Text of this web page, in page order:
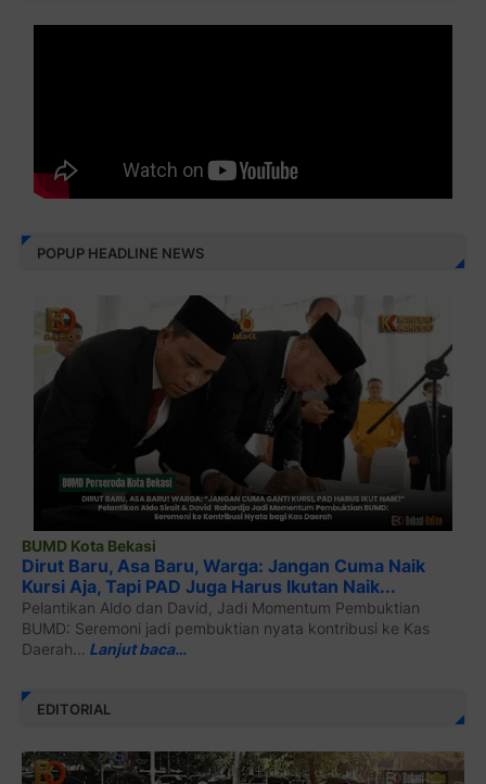
POPUP HEADLINE NEWS
BUMD Kota Bekasi
Dirut Baru, Asa Baru, Warga: Jangan Cuma Naik
Kursi Aja, Tapi PAD Juga Harus Ikutan Naik...
Pelantikan Aldo dan David, Jadi Momentum Pembuktian
BUMD: Seremoni jadi pembuktian nyata kontribusi ke Kas
Daerah... Lanjut baca…
EDITORIAL